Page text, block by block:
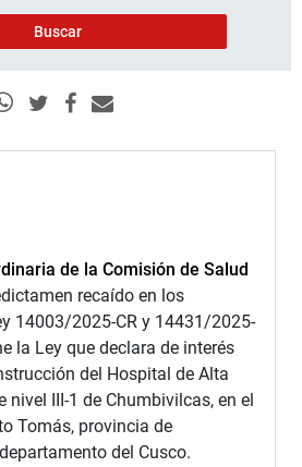
de la Comisión de Salud
recaído en los
14003/2025-CR y 14431/2025-
la Ley que declara de interés
del Hospital de Alta
nivel III-1 de Chumbivilcas, en el
Tomás, provincia de
del Cusco.